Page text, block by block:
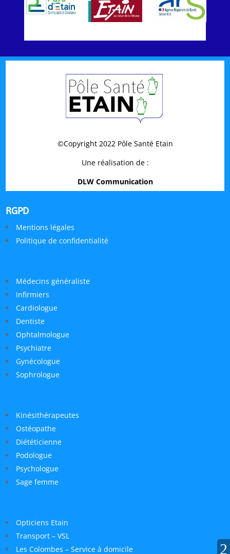
©Copyright 2022 Pôle Santé Etain
Une réalisation de :
DLW Communication
RGPD
Mentions légales
Politique de confidentialité
Médecins généraliste
Infirmiers
Cardiologue
Dentiste
Ophtalmologue
Psychiatre
Gynécologue
Sophrologue
Kinésithérapeutes
Ostéopathe
Diététicienne
Podologue
Psychologue
Sage femme
Opticiens Etain
Transport – VSL
Les Colombes – Service à domicile